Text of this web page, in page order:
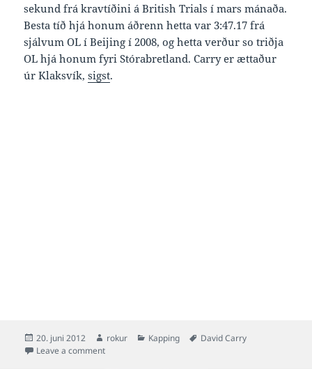
sekund frá kravtíðini á British Trials í mars mánaða.
Besta tíð hjá honum áðrenn hetta var 3:47.17 frá
sjálvum OL í Beijing í 2008, og hetta verður so triðja
OL hjá honum fyri Stórabretland. Carry er ættaður
úr Klaksvík,sigst.
Posted
on
20. juni 2012 Author
rokur Categories
Kapping Tags
David Carry
Leave a commenton David Carry 3:46.86 í 400 frí og við á bretska OL-